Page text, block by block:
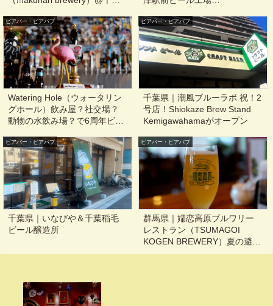
沼津
ビアバー・ビアパブ
Watering Hole（ウォータリン
グホール）飲み屋？社交場？
動物の水飲み場？で6周年ビー
京, 代々木, 新宿, 新宿三丁目
ビアバー・ビアパブ
千葉県｜潮風ブルーラボ 祝！2
号店！Shiokaze Brew Stand
Kemigawahamaがオープン
ビアバー・ビアパブ
千葉県｜いなびや＆千葉稲毛
ビール醸造所
ビアバー・ビアパブ
群馬県｜嬬恋高原ブルワリー
レストラン（TSUMAGOI
KOGEN BREWERY）夏の避暑
に是非含めたい、甘いキャベ